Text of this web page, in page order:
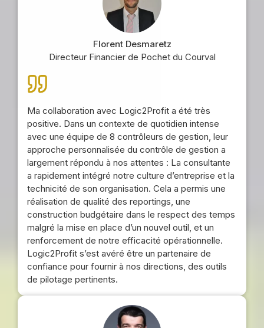
Florent Desmaretz
Directeur Financier de Pochet du Courval
Ma collaboration avec Logic2Profit a été très
positive. Dans un contexte de quotidien intense
avec une équipe de 8 contrôleurs de gestion, leur
approche personnalisée du contrôle de gestion a
largement répondu à nos attentes : La consultante
a rapidement intégré notre culture d’entreprise et la
technicité de son organisation. Cela a permis une
réalisation de qualité des reportings, une
construction budgétaire dans le respect des temps
malgré la mise en place d’un nouvel outil, et un
renforcement de notre efficacité opérationnelle.
Logic2Profit s’est avéré être un partenaire de
confiance pour fournir à nos directions, des outils
de pilotage pertinents.